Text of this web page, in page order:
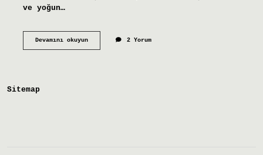
ve yoğun…
Devamını okuyunEn
2 Yorum
Sitemap